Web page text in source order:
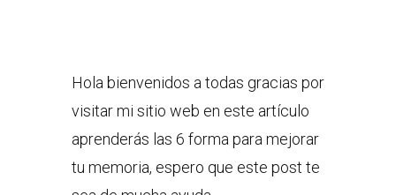
Hola bienvenidos a todas gracias por
visitar mi sitio web en este artículo
aprenderás las 6 forma para mejorar
tu memoria, espero que este post te